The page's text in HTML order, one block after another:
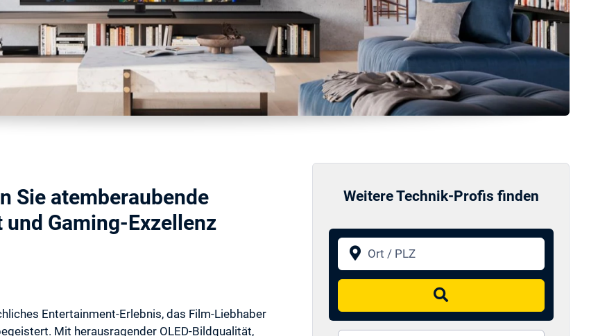
Sie atemberaubende
Gaming-Exzellenz
Entertainment-Erlebnis, das Film-Liebhaber
Mit herausragender OLED-Bildqualität,
Weitere Technik-Profis finden
Ort / PLZ
Suchen